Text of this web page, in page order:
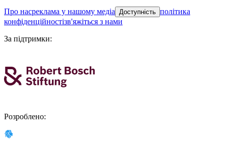
про насреклама у нашому медіа Доступність політика
конфіденційностізв'яжіться з нами
За підтримки:
Розроблено: